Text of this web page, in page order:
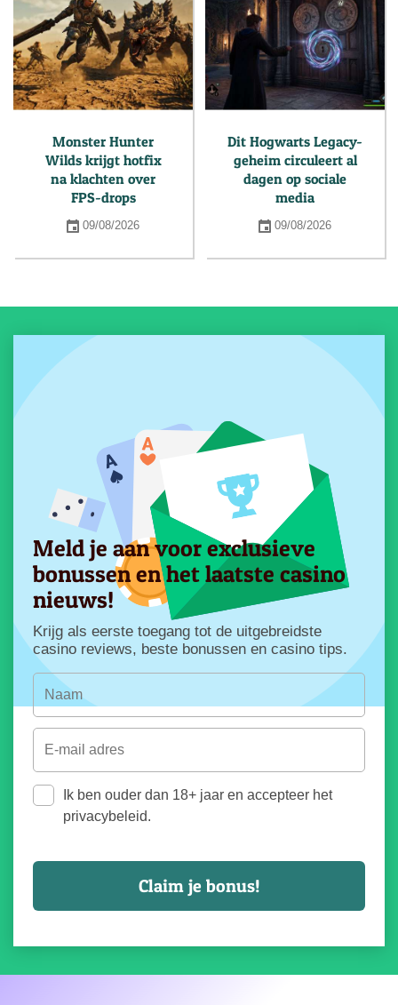
Monster Hunter
Wilds krijgt hotfix
na klachten over
FPS-drops
09/08/2026
Dit Hogwarts Legacy-
geheim circuleert al
dagen op sociale
media
09/08/2026
Meld je aan voor exclusieve
bonussen en het laatste casino
nieuws!
Krijg als eerste toegang tot de uitgebreidste
casino reviews, beste bonussen en casino tips.
Ik ben ouder dan 18+ jaar en accepteer het
privacybeleid.